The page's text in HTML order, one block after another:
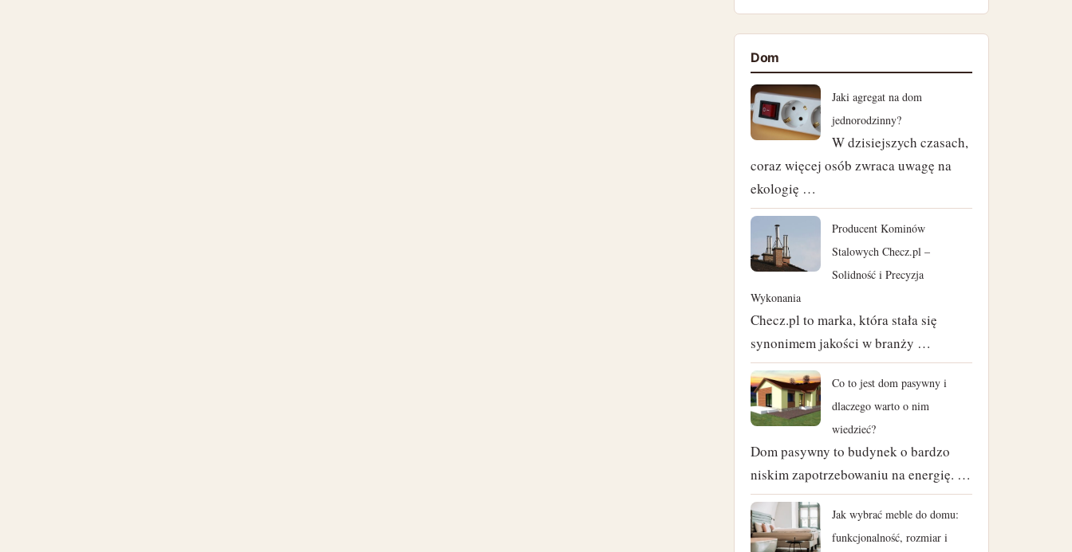
listopad 2024
październik 2024
wrzesień 2024
sierpień 2024
lipiec 2024
czerwiec 2024
maj 2024
kwiecień 2024
marzec 2024
luty 2024
styczeń 2024
listopad 2023
czerwiec 2023
Dom
Jaki agregat na dom
jednorodzinny?
W dzisiejszych czasach,
coraz więcej osób zwraca uwagę na
ekologię …
Producent Kominów
Stalowych Checz.pl –
Solidność i Precyzja
Wykonania
Checz.pl to marka, która stała się
synonimem jakości w branży …
Co to jest dom pasywny i
dlaczego warto o nim
wiedzieć?
Dom pasywny to budynek o bardzo
niskim zapotrzebowaniu na energię. …
Jak wybrać meble do domu:
funkcjonalność, rozmiar i